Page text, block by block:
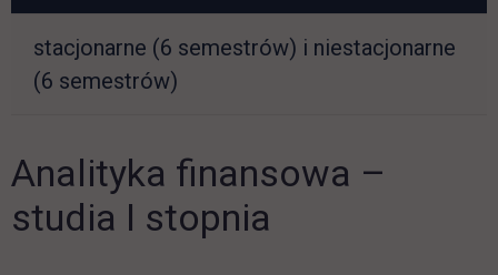
stacjonarne (6 semestrów) i niestacjonarne
(6 semestrów)
Analityka finansowa –
studia I stopnia